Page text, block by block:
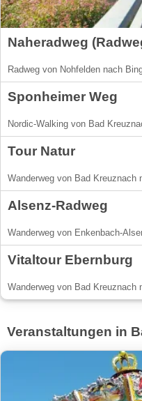
Naheradweg
Radweg von Nohfelden nach
Sponheimer Weg
Nordic-Walking von Bad
Tour Natur
Wanderweg von Bad Kreuznach
Alsenz-Radweg
Wanderweg von Enkenbach-
Vitaltour Ebernburg
Wanderweg von Bad Kreuznach
Veranstaltungen in